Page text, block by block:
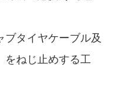
ブタイヤケーブル及
をねじ止めする工